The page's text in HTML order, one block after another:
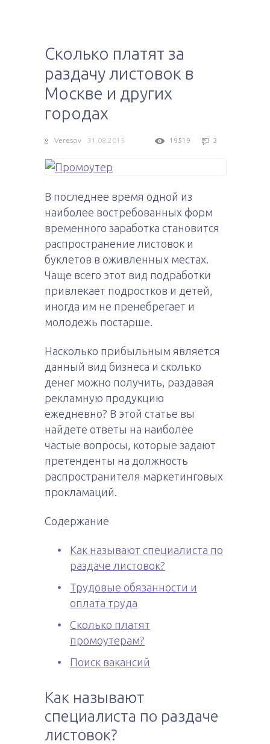
Сколько платят за
раздачу листовок в
Москве и других
городах
Veresov 31.08.2015 19519 3
В последнее время одной из
наиболее востребованных форм
временного заработка становится
распространение листовок и
буклетов в оживленных местах.
Чаще всего этот вид подработки
привлекает подростков и детей,
иногда им не пренебрегает и
молодежь постарше.
Насколько прибыльным является
данный вид бизнеса и сколько
денег можно получить, раздавая
рекламную продукцию
ежедневно? В этой статье вы
найдете ответы на наиболее
частые вопросы, которые задают
претенденты на должность
распространителя маркетинговых
прокламаций.
Содержание
Как называют специалиста по
раздаче листовок?
Трудовые обязанности и
оплата труда
Сколько платят
промоутерам?
Поиск вакансий
Как называют
специалиста по раздаче
листовок?